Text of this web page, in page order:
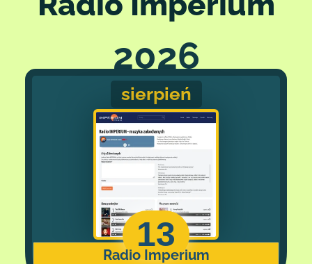
2026
sierpień
13
Radio Imperium